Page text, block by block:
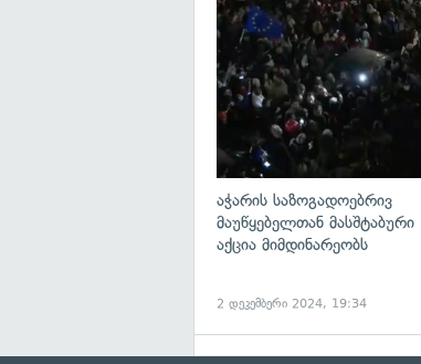
აჭარის საზოგადოებრივ
მაუწყებელთან მასშტაბური
აქცია მიმდინარეობს
2 დეკემბერი 2024, 19:34